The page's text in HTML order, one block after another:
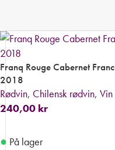
Franq Rouge Cabernet Franc
2018
Rødvin, Chilensk rødvin, Vin
240,00 kr
● På lager